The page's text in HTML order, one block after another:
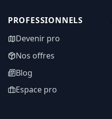
PROFESSIONNELS
Devenir pro
Nos offres
Blog
Espace pro